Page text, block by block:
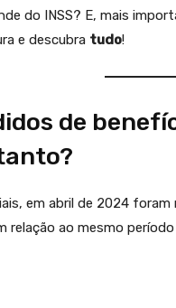
do INSS? E, mais
e descubra tudo!
de
em abril de 2024 foram
relação ao mesmo